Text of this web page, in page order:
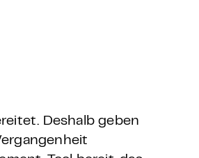
Deshalb geben